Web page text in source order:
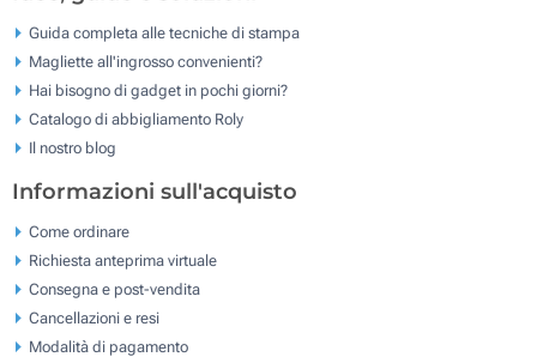
Guida completa alle tecniche di stampa
Magliette all'ingrosso convenienti?
Hai bisogno di gadget in pochi giorni?
Catalogo di abbigliamento Roly
Il nostro blog
Informazioni sull'acquisto
Come ordinare
Richiesta anteprima virtuale
Consegna e post-vendita
Cancellazioni e resi
Modalità di pagamento